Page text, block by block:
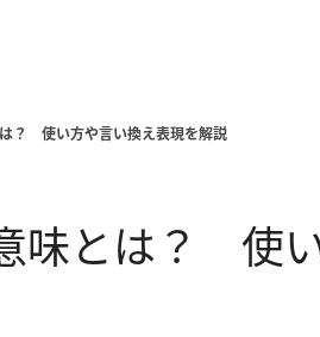
は？ 使い方や言い換え表現を解説
味とは？ 使